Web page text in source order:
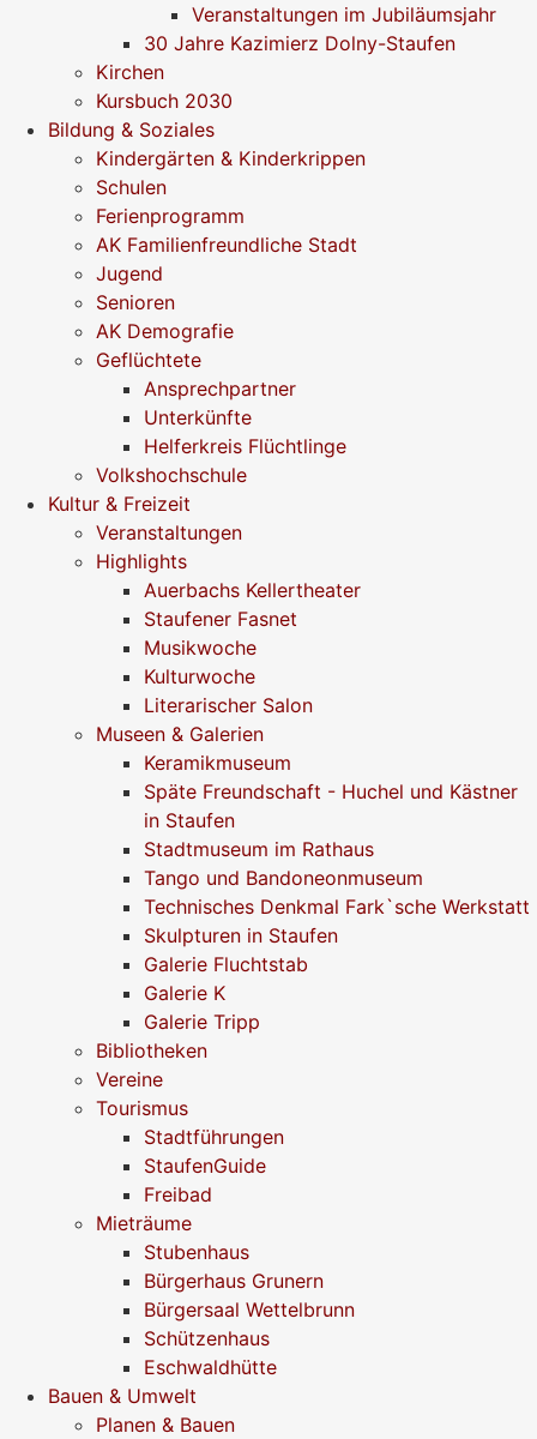
Veranstaltungen im Jubiläumsjahr
30 Jahre Kazimierz Dolny-Staufen
Kirchen
Kursbuch 2030
Bildung & Soziales
Kindergärten & Kinderkrippen
Schulen
Ferienprogramm
AK Familienfreundliche Stadt
Jugend
Senioren
AK Demografie
Geflüchtete
Ansprechpartner
Unterkünfte
Helferkreis Flüchtlinge
Volkshochschule
Kultur & Freizeit
Veranstaltungen
Highlights
Auerbachs Kellertheater
Staufener Fasnet
Musikwoche
Kulturwoche
Literarischer Salon
Museen & Galerien
Keramikmuseum
Späte Freundschaft - Huchel und Kästner
in Staufen
Stadtmuseum im Rathaus
Tango und Bandoneonmuseum
Technisches Denkmal Fark`sche Werkstatt
Skulpturen in Staufen
Galerie Fluchtstab
Galerie K
Galerie Tripp
Bibliotheken
Vereine
Tourismus
Stadtführungen
StaufenGuide
Freibad
Mieträume
Stubenhaus
Bürgerhaus Grunern
Bürgersaal Wettelbrunn
Schützenhaus
Eschwaldhütte
Bauen & Umwelt
Planen & Bauen